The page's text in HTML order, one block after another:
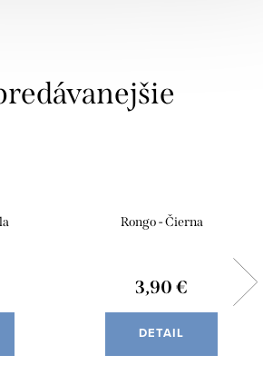
Rongo - Čierna
3,90 €
DETAIL